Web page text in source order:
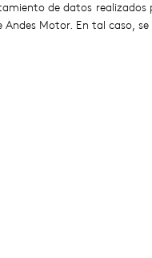
de datos realizados
Motor. En tal caso,